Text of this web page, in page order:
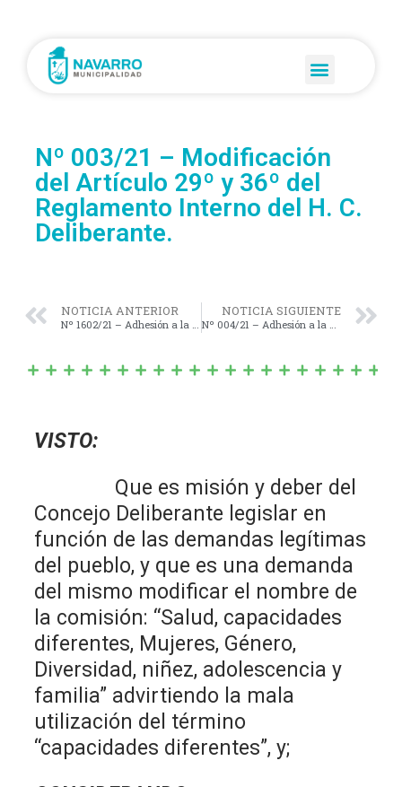
Nº 003/21 – Modificación
del Artículo 29º y 36º del
Reglamento Interno del H. C.
Deliberante.
NOTICIA ANTERIOR
Nº 1602/21 – Adhesión a la Ley Provincial Nº 14.547 (Vehículos depositados en Dependencia Municipal en Estado de Abandono).
NOTICIA SIGUIENTE
Nº 004/21 – Adhesión a la Ley Nº 15.205 (Concientización; Prevención y Erradicación del Grooming). Expediente Nº 4166/21.-
VISTO:
Que es misión y deber del
Concejo Deliberante legislar en
función de las demandas legítimas
del pueblo, y que es una demanda
del mismo modificar el nombre de
la comisión: “Salud, capacidades
diferentes, Mujeres, Género,
Diversidad, niñez, adolescencia y
familia” advirtiendo la mala
utilización del término
“capacidades diferentes”, y;